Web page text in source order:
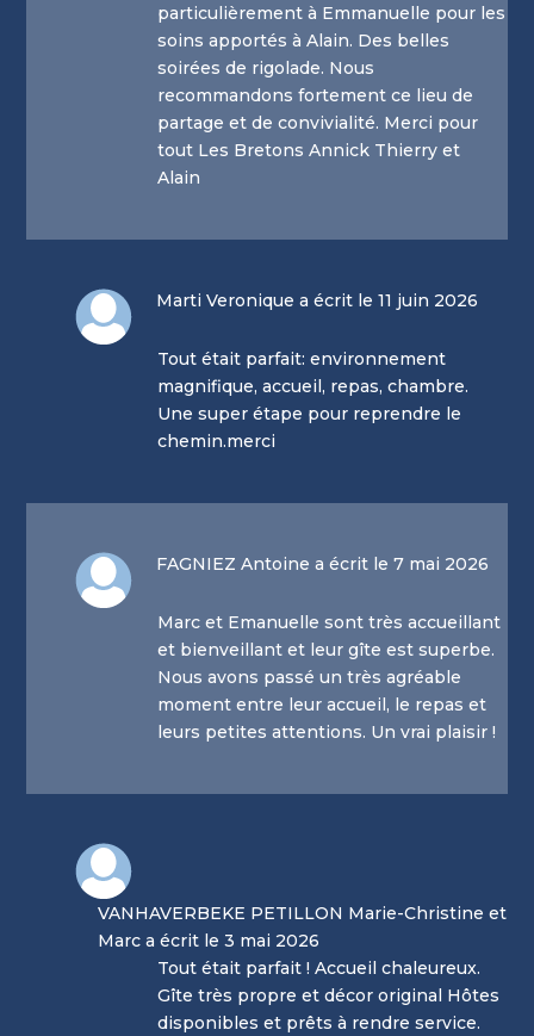
particulièrement à Emmanuelle pour les
soins apportés à Alain. Des belles
soirées de rigolade. Nous
recommandons fortement ce lieu de
partage et de convivialité. Merci pour
tout Les Bretons Annick Thierry et
Alain
Marti Veronique a écrit le 11 juin 2026
Tout était parfait: environnement
magnifique, accueil, repas, chambre.
Une super étape pour reprendre le
chemin.merci
FAGNIEZ Antoine a écrit le 7 mai 2026
Marc et Emanuelle sont très accueillant
et bienveillant et leur gîte est superbe.
Nous avons passé un très agréable
moment entre leur accueil, le repas et
leurs petites attentions. Un vrai plaisir !
VANHAVERBEKE PETILLON Marie-Christine et
Marc a écrit le 3 mai 2026
Tout était parfait ! Accueil chaleureux.
Gîte très propre et décor original Hôtes
disponibles et prêts à rendre service.